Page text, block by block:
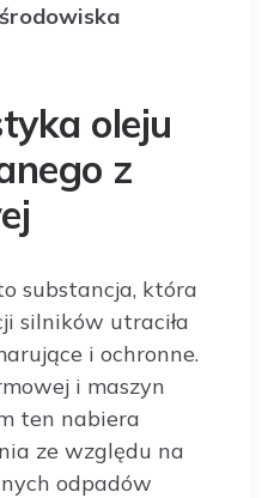
oleju
z
substancja, która
silników utraciła
i ochronne.
i maszyn
ten nabiera
ze względu na
odpadów